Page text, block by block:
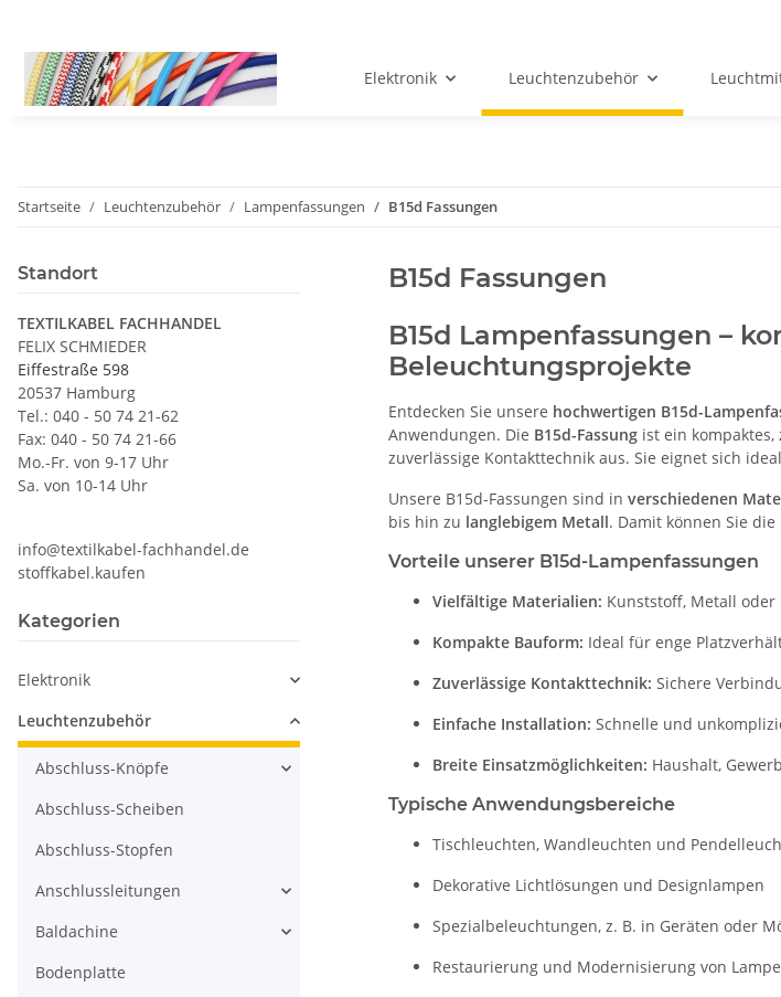
Elektronik Leuchtenzubehör
Startseite Leuchtenzubehör Lampenfassungen B15d Fassungen
B15d Fassungen
B15d Lampenfassungen –
Beleuchtungsprojekte
Entdecken Sie unsere hochwertigen B15d-
Anwendungen. Die B15d-Fassung ist ein
zuverlässige Kontakttechnik aus. Sie eignet sich
Unsere B15d-Fassungen sind in verschiedenen
bis hin zu langlebigem Metall. Damit können Sie
Vorteile unserer B15d-Lampenfassungen
Vielfältige Materialien: Kunststoff, Metall oder
Kompakte Bauform: Ideal für enge
Zuverlässige Kontakttechnik: Sichere
Einfache Installation: Schnelle und
Breite Einsatzmöglichkeiten: Haushalt,
Typische Anwendungsbereiche
Tischleuchten, Wandleuchten und
Dekorative Lichtlösungen und Designlampen
Spezialbeleuchtungen, z. B. in Geräten oder
Restaurierung und Modernisierung von
Standort
TEXTILKABEL FACHHANDEL
FELIX SCHMIEDER
Eiffestraße 598
20537 Hamburg
Tel.: 040 - 50 74 21-62
Fax: 040 - 50 74 21-66
Mo.-Fr. von 9-17 Uhr
Sa. von 10-14 Uhr
info@textilkabel-fachhandel.de
stoffkabel.kaufen
Kategorien
Elektronik
Leuchtenzubehör
Abschluss-Knöpfe
Abschluss-Scheiben
Abschluss-Stopfen
Anschlussleitungen
Baldachine
Bodenplatte